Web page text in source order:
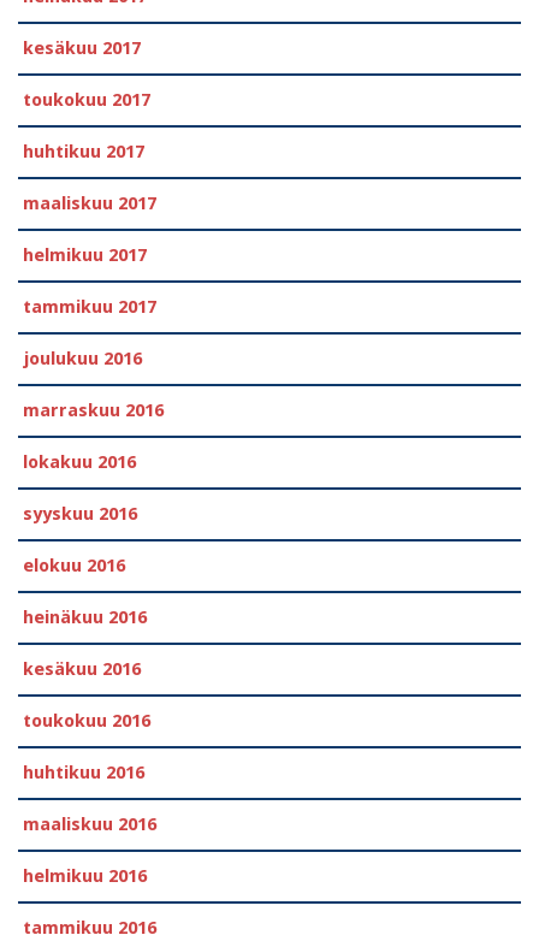
kesäkuu 2017
toukokuu 2017
huhtikuu 2017
maaliskuu 2017
helmikuu 2017
tammikuu 2017
joulukuu 2016
marraskuu 2016
lokakuu 2016
syyskuu 2016
elokuu 2016
heinäkuu 2016
kesäkuu 2016
toukokuu 2016
huhtikuu 2016
maaliskuu 2016
helmikuu 2016
tammikuu 2016